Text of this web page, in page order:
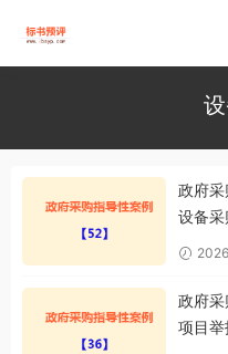
政府
设备
政府
项目举